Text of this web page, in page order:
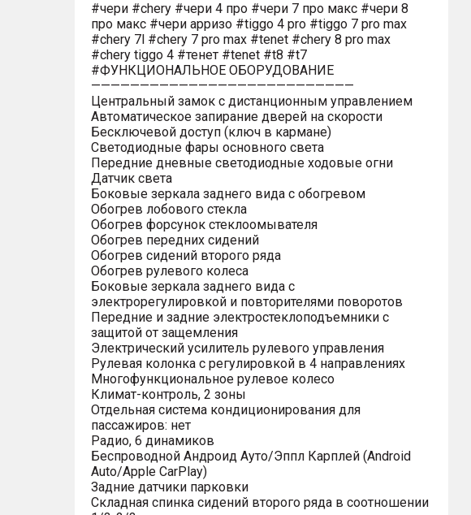
#чери #chery #чери 4 про #чери 7 про макс #чери 8
про макс #чери арризо #tiggo 4 pro #tiggo 7 pro max
#chery 7l #chery 7 pro max #tenet #chery 8 pro max
#chery tiggo 4 #тенет #tenet #t8 #t7
#ФУНКЦИОНАЛЬНОЕ ОБОРУДОВАНИЕ
———————————————————————————
Центральный замок с дистанционным управлением
Автоматическое запирание дверей на скорости
Бесключевой доступ (ключ в кармане)
Светодиодные фары основного света
Передние дневные светодиодные ходовые огни
Датчик света
Боковые зеркала заднего вида с обогревом
Обогрев лобового стекла
Обогрев форсунок стеклоомывателя
Обогрев передних сидений
Обогрев сидений второго ряда
Обогрев рулевого колеса
Боковые зеркала заднего вида с
электрорегулировкой и повторителями поворотов
Передние и задние электростеклоподъемники с
защитой от защемления
Электрический усилитель рулевого управления
Рулевая колонка с регулировкой в 4 направлениях
Многофункциональное рулевое колесо
Климат-контроль, 2 зоны
Отдельная система кондиционирования для
пассажиров: нет
Радио, 6 динамиков
Беспроводной Андроид Ауто/Эппл Карплей (Android
Auto/Apple CarPlay)
Задние датчики парковки
Складная спинка сидений второго ряда в соотношении